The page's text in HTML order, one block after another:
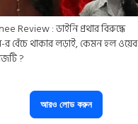
Review : ডাইনি প্রথার বিরুদ্ধে
র বেঁচে থাকার লড়াই, কেমন হল ওয়েব
?
আরও লোড করুন